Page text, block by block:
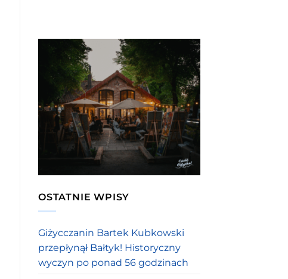
OSTATNIE WPISY
Giżycczanin Bartek Kubkowski
przepłynął Bałtyk! Historyczny
wyczyn po ponad 56 godzinach